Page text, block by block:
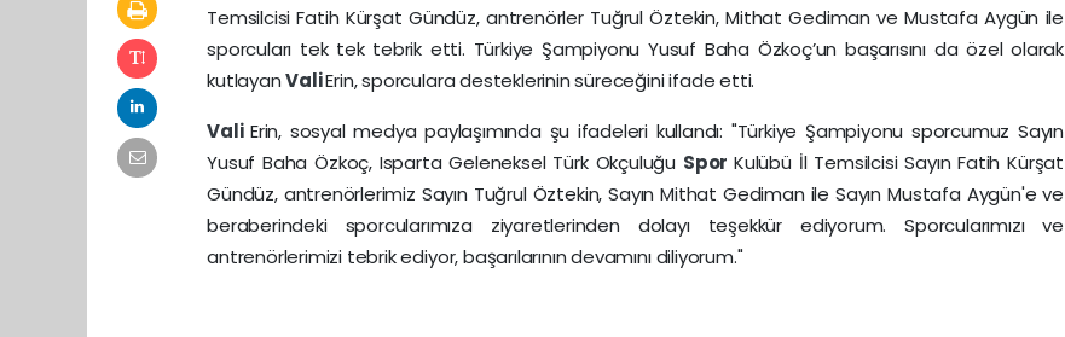
Temsilcisi Fatih Kürşat Gündüz, antrenörler Tuğrul Öztekin, Mithat Gediman ve Mustafa Aygün ile
sporcuları tek tek tebrik etti. Türkiye Şampiyonu Yusuf Baha Özkoç’un başarısını da özel olarak
kutlayanValiErin, sporculara desteklerinin süreceğini ifade etti.
ValiErin, sosyal medya paylaşımında şu ifadeleri kullandı: "Türkiye Şampiyonu sporcumuz Sayın
Yusuf Baha Özkoç, Isparta Geleneksel Türk Okçuluğu SporKulübü İl Temsilcisi Sayın Fatih Kürşat
Gündüz, antrenörlerimiz Sayın Tuğrul Öztekin, Sayın Mithat Gediman ile Sayın Mustafa Aygün'e ve
beraberindeki sporcularımıza ziyaretlerinden dolayı teşekkür ediyorum. Sporcularımızı ve
antrenörlerimizi tebrik ediyor, başarılarının devamını diliyorum."